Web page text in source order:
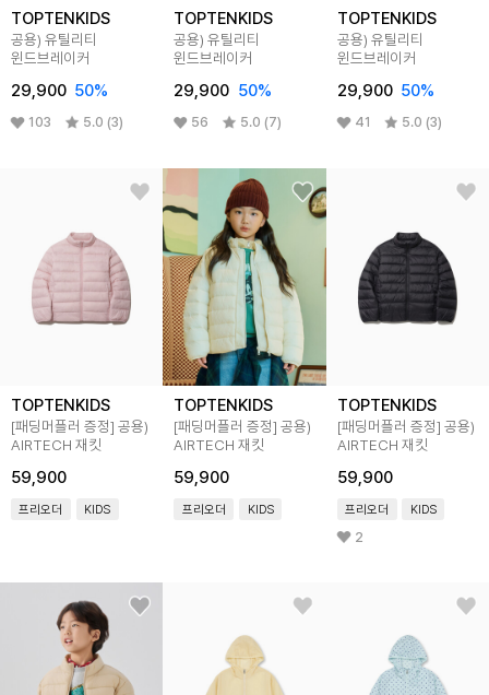
TOPTENKIDS
공용) 유틸리티
윈드브레이커
29,900 50%
103 5.0 (3)
TOPTENKIDS
공용) 유틸리티
윈드브레이커
29,900 50%
56 5.0 (7)
TOPTENKIDS
공용) 유틸리티
윈드브레이커
29,900 50%
41 5.0 (3)
TOPTENKIDS
[패딩머플러 증정] 공용)
AIRTECH 재킷
59,900
프리오더 KIDS
TOPTENKIDS
[패딩머플러 증정] 공용)
AIRTECH 재킷
59,900
프리오더 KIDS
TOPTENKIDS
[패딩머플러 증정] 공용)
AIRTECH 재킷
59,900
프리오더 KIDS
2